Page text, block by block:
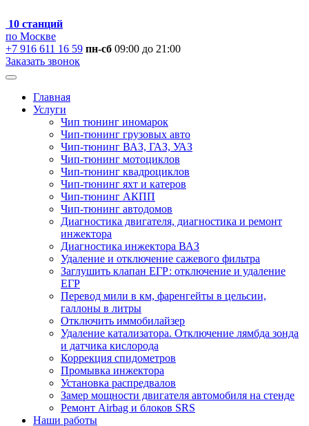
10 станций
по Москве
+7 916 611 16 59 пн-сб 09:00 до 21:00
Заказать звонок
Главная
Услуги
Чип тюнинг иномарок
Чип-тюнинг грузовых авто
Чип-тюнинг ВАЗ, ГАЗ, УАЗ
Чип-тюнинг мотоциклов
Чип-тюнинг квадроциклов
Чип-тюнинг яхт и катеров
Чип-тюнинг АКПП
Чип-тюнинг автодомов
Диагностика двигателя, диагностика и ремонт
инжектора
Диагностика инжектора ВАЗ
Удаление и отключение сажевого фильтра
Заглушить клапан ЕГР: отключение и удаление
ЕГР
Перевод мили в км, фаренгейты в цельсии,
галлоны в литры
Отключить иммобилайзер
Удаление катализатора. Отключение лямбда зонда
и датчика кислорода
Коррекция спидометров
Промывка инжектора
Установка распредвалов
Замер мощности двигателя автомобиля на стенде
Ремонт Airbag и блоков SRS
Наши работы